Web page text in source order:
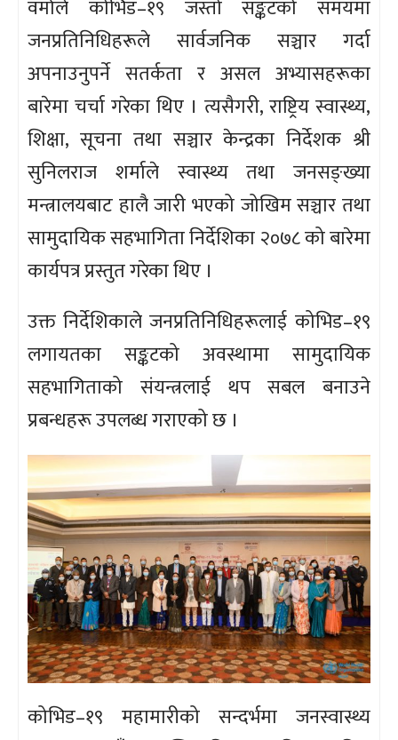
वर्माले कोभिड–१९ जस्तो सङ्कटको समयमा
जनप्रतिनिधिहरूले सार्वजनिक सञ्चार गर्दा
अपनाउनुपर्ने सतर्कता र असल अभ्यासहरूका
बारेमा चर्चा गरेका थिए । त्यसैगरी, राष्ट्रिय स्वास्थ्य,
शिक्षा, सूचना तथा सञ्चार केन्द्रका निर्देशक श्री
सुनिलराज शर्माले स्वास्थ्य तथा जनसङ्ख्या
मन्त्रालयबाट हालै जारी भएको जोखिम सञ्चार तथा
सामुदायिक सहभागिता निर्देशिका २०७८ को बारेमा
कार्यपत्र प्रस्तुत गरेका थिए ।
उक्त निर्देशिकाले जनप्रतिनिधिहरूलाई कोभिड–१९
लगायतका सङ्कटको अवस्थामा सामुदायिक
सहभागिताको संयन्त्रलाई थप सबल बनाउने
प्रबन्धहरू उपलब्ध गराएको छ ।
कोभिड–१९ महामारीको सन्दर्भमा जनस्वास्थ्य